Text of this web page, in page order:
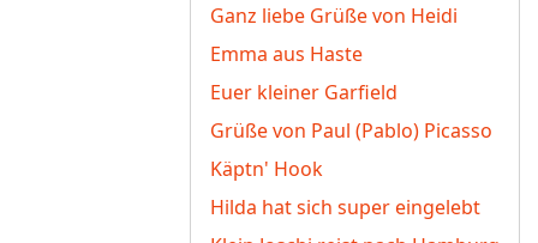
Ganz liebe Grüße von Heidi
Emma aus Haste
Euer kleiner Garfield
Grüße von Paul (Pablo) Picasso
Käptn' Hook
Hilda hat sich super eingelebt